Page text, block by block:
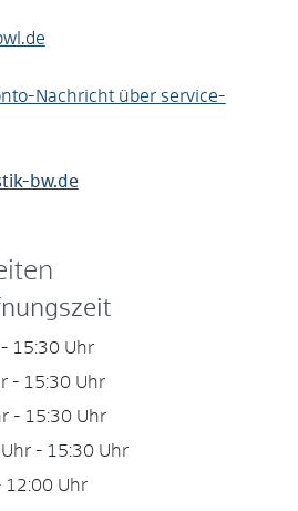
Nachricht über service-
bw.de
- 15:30 Uhr
- 15:30 Uhr
- 15:30 Uhr
- 15:30 Uhr
12:00 Uhr